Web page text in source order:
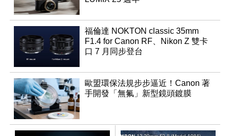
福倫達 NOKTON classic 35mm
F1.4 for Canon RF、Nikon Z 雙卡
口 7 月同步登台
歐盟環保法規步步逼近！Canon 著
手開發「無氟」新型鏡頭鍍膜